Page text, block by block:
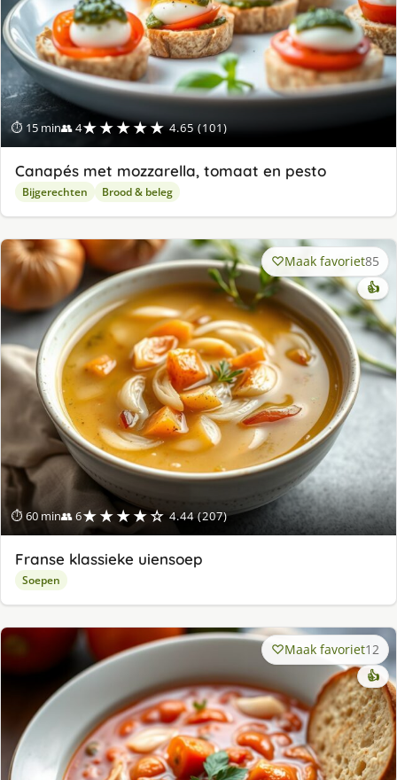
⏱ 15 min👥 4★★★★★ 4.65 (101)
Canapés met mozzarella, tomaat en pesto
Bijgerechten Brood & beleg
⏱ 60 min👥 6★★★★☆ 4.44 (207)
Maak favoriet85
👍
Franse klassieke uiensoep
Soepen
Maak favoriet12
👍